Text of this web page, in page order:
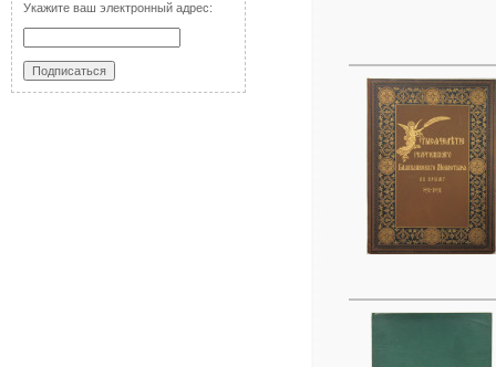
Укажите ваш электронный адрес: